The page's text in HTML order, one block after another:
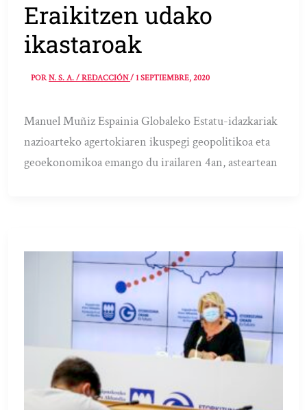
Eraikitzen udako
ikastaroak
PORN. S. A. / REDACCIÓN/1 SEPTIEMBRE, 2020
Manuel Muñiz Espainia Globaleko Estatu-idazkariak
nazioarteko agertokiaren ikuspegi geopolitikoa eta
geoekonomikoa emango du irailaren 4an, asteartean